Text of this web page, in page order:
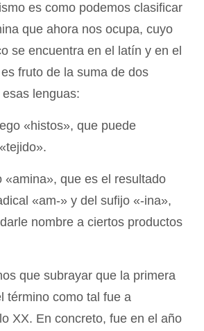
es como podemos clasificar
que ahora nos ocupa, cuyo
se encuentra en el latín y en el
fruto de la suma de dos
lenguas:
«histos», que puede
«amina», que es el resultado
«am-» y del sufijo «-ina»,
nombre a ciertos productos
que subrayar que la primera
término como tal fue a
XX. En concreto, fue en el año